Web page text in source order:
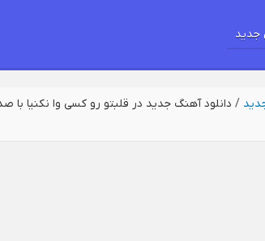
/ دانلود آهنگ جدید در قلبتو رو کسی وا نکنیا با